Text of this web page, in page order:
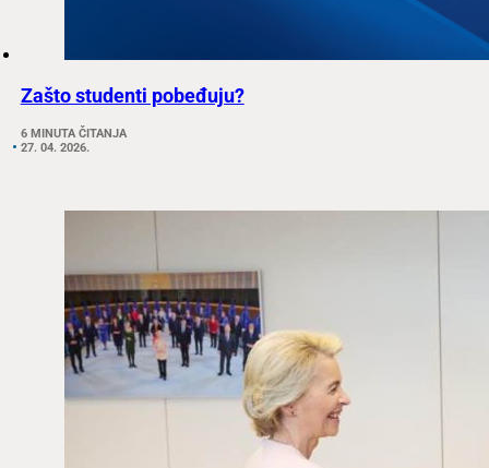
Zašto studenti pobeđuju?
6 MINUTA ČITANJA
27. 04. 2026.